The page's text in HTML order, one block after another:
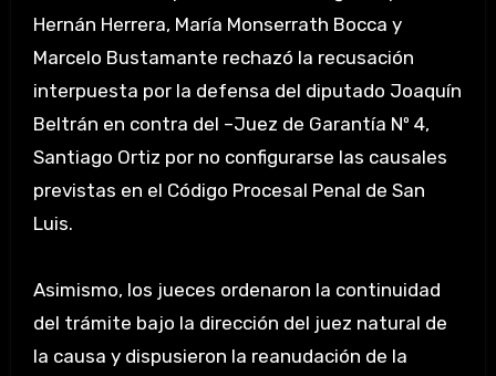
Hernán Herrera, María Monserrath Bocca y
Marcelo Bustamante rechazó la recusación
interpuesta por la defensa del diputado Joaquín
Beltrán en contra del –Juez de Garantía Nº 4,
Santiago Ortiz por no configurarse las causales
previstas en el Código Procesal Penal de San
Luis.
Asimismo, los jueces ordenaron la continuidad
del trámite bajo la dirección del juez natural de
la causa y dispusieron la reanudación de la